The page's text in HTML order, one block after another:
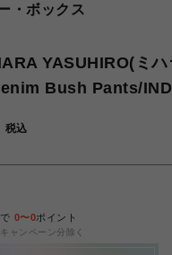
・ボックス
YASUHIRO(ミハ
Bush Pants/
税込
0〜0ポイント
ャンペーン分除く